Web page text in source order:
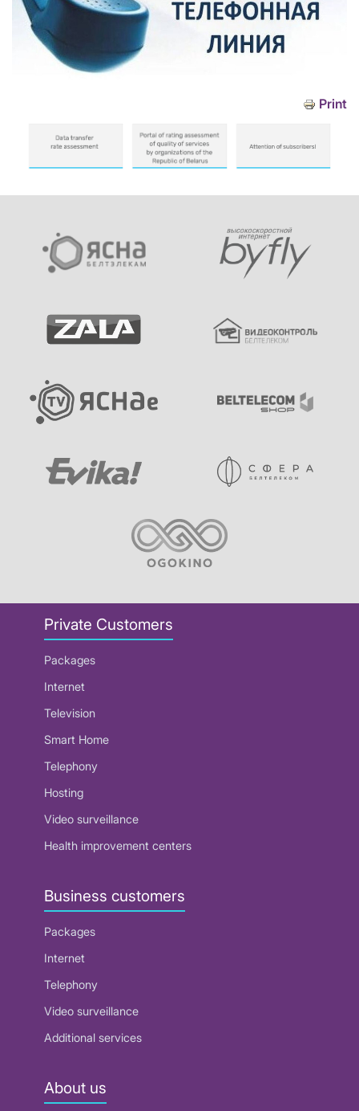
Print
Private Customers
Packages
Internet
Television
Smart Home
Telephony
Hosting
Video surveillance
Health improvement centers
Business customers
Packages
Internet
Telephony
Video surveillance
Additional services
About us